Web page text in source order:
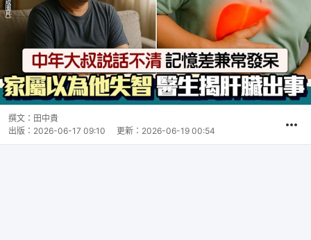
撰文： 田中貴
出版： 2026-06-17 09:10 更新： 2026-06-19 00:54